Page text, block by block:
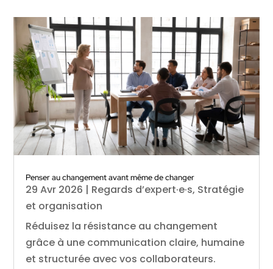
Penser au changement avant même de changer
29 Avr 2026 | Regards d’expert·e·s, Stratégie
et organisation
Réduisez la résistance au changement
grâce à une communication claire, humaine
et structurée avec vos collaborateurs.